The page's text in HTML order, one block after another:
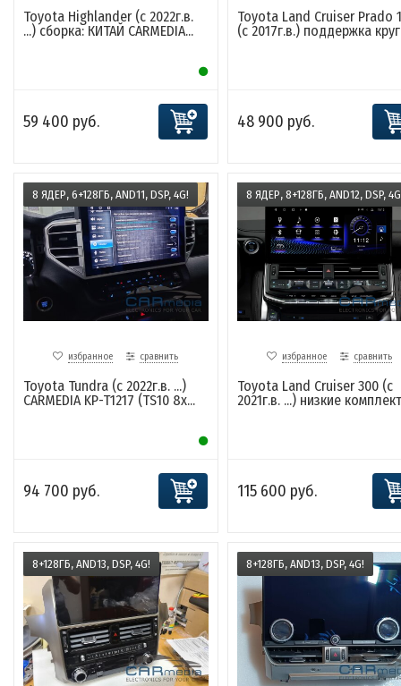
Toyota Highlander (с 2022г.в.
...) сборка: КИТАЙ CARMEDIA...
59 400 руб.
Toyota Land Cruiser Prado
(с 2017г.в.) поддержка
48 900 руб.
8 ЯДЕР, 6+128ГБ, AND11, DSP, 4G!
избранное сравнить
Toyota Tundra (с 2022г.в. ...)
CARMEDIA KP-T1217 (TS10 8x...
94 700 руб.
8 ЯДЕР, 8+128ГБ, AND12, DSP,
избранное сравнить
Toyota Land Cruiser 300 (c
2021г.в. ...) низкие
115 600 руб.
8+128ГБ, AND13, DSP, 4G! 8+128ГБ, AND13, DSP, 4G!